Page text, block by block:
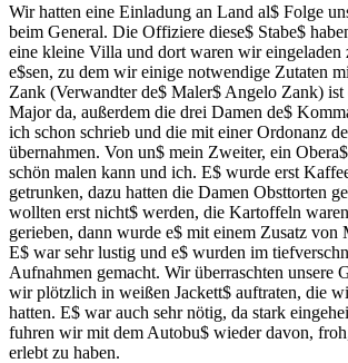
Wir hatten eine Einladung an Land al$ Folge
beim General. Die Offiziere diese$ Stabe$
eine kleine Villa und dort waren wir
e$sen, zu dem wir einige notwendige Zutaten
Zank (Verwandter de$ Maler$ Angelo Zank) ist
Major da, außerdem die drei Damen de$
ich schon schrieb und die mit einer Ordonanz
übernahmen. Von un$ mein Zweiter, ein
schön malen kann und ich. E$ wurde erst
getrunken, dazu hatten die Damen Obsttorten
wollten erst nicht$ werden, die Kartoffeln
gerieben, dann wurde e$ mit einem Zusatz von
E$ war sehr lustig und e$ wurden im
Aufnahmen gemacht. Wir überraschten unsere
wir plötzlich in weißen Jackett$ auftraten, die
hatten. E$ war auch sehr nötig, da stark
fuhren wir mit dem Autobu$ wieder davon,
erlebt zu haben.